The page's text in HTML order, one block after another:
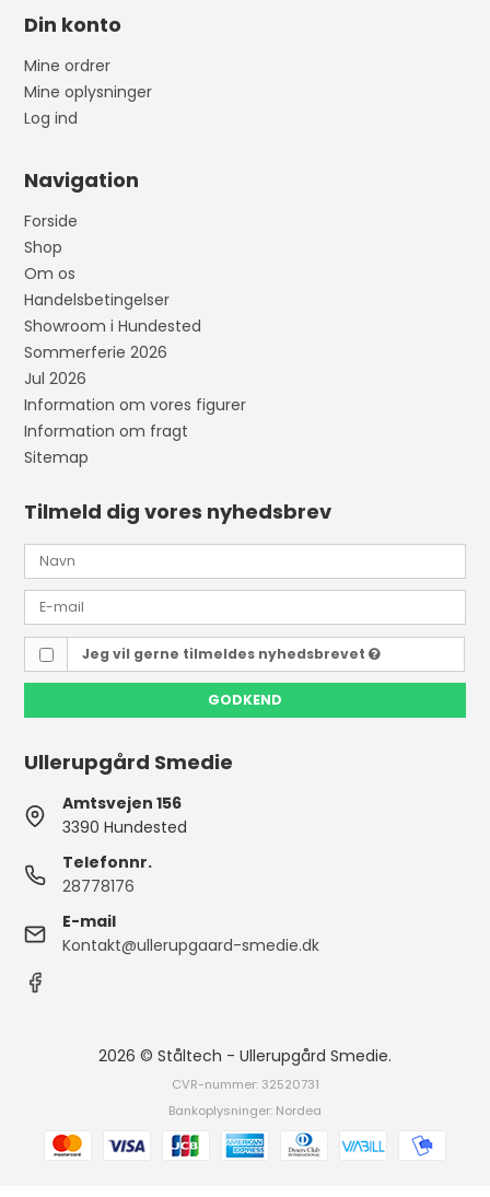
Din konto
Mine ordrer
Mine oplysninger
Log ind
Navigation
Forside
Shop
Om os
Handelsbetingelser
Showroom i Hundested
Sommerferie 2026
Jul 2026
Information om vores figurer
Information om fragt
Sitemap
Tilmeld dig vores nyhedsbrev
Jeg vil gerne tilmeldes nyhedsbrevet
GODKEND
Ullerupgård Smedie
Amtsvejen 156
3390 Hundested
Telefonnr.
28778176
E-mail
Kontakt@ullerupgaard-smedie.dk
2026 © Ståltech - Ullerupgård Smedie.
CVR-nummer: 32520731
Bankoplysninger: Nordea